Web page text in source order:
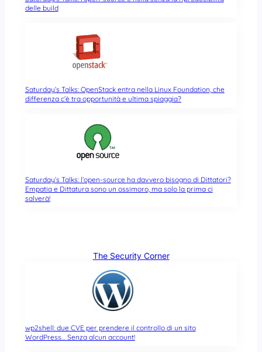
delle build
Saturday’s Talks: OpenStack entra nella Linux Foundation, che
differenza c’è tra opportunità e ultima spiaggia?
Saturday’s Talks: l’open-source ha davvero bisogno di Dittatori?
Empatia e Dittatura sono un ossimoro, ma solo la prima ci
salverà!
The Security Corner
wp2shell: due CVE per prendere il controllo di un sito
WordPress… Senza alcun account!